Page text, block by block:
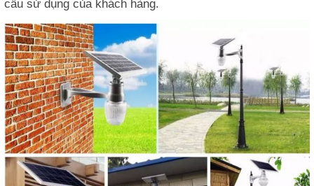
cầu sử dụng của khách hàng.